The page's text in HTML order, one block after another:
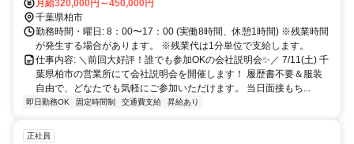
分 ◆車・バイク通勤ＯＫ
月給320,000円～450,000円
千葉県柏市
勤務時間・曜日: 8：00〜17：00 (実働8時間、休憩1時間) ※残業時間
が発生する場合があります。 ※残業代は1分単位で支給します。
仕事内容: ＼前回大好評！誰でも参加OKの会社説明会✨／ 7/11(土) 千
葉県柏市の営業所にて会社説明会を開催します！ 履歴書不要＆服装
自由で、どなたでも気軽にご参加いただけます。 当日面接もち...
即日勤務OK 固定時間制 交通費支給 昇給あり
正社員